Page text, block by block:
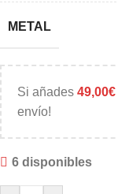
METAL
Si añades 49,00€
envío!
6 disponibles